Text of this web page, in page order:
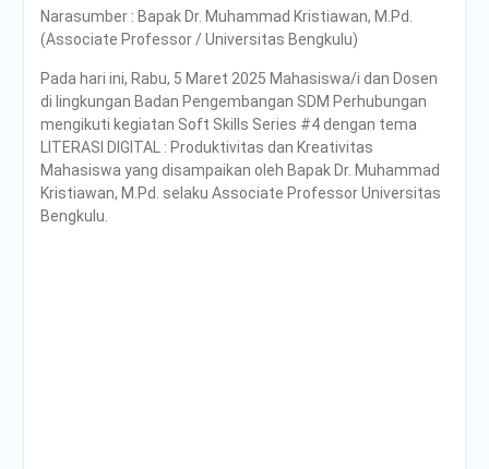
Narasumber : Bapak Dr. Muhammad Kristiawan, M.Pd.
(Associate Professor / Universitas Bengkulu)
Pada hari ini, Rabu, 5 Maret 2025 Mahasiswa/i dan Dosen
di lingkungan Badan Pengembangan SDM Perhubungan
mengikuti kegiatan Soft Skills Series #4 dengan tema
LITERASI DIGITAL : Produktivitas dan Kreativitas
Mahasiswa yang disampaikan oleh Bapak Dr. Muhammad
Kristiawan, M.Pd. selaku Associate Professor Universitas
Bengkulu.